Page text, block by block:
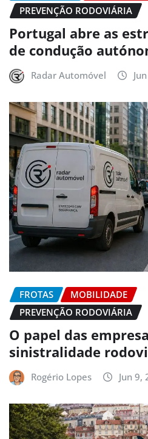
PREVENÇÃO RODOVIÁRIA
Portugal abre as
de condução
Radar Automóvel
FROTAS
MOBILIDADE
PREVENÇÃO RODOVIÁRIA
O papel das
sinistralidade
Rogério Lopes Jun 9,